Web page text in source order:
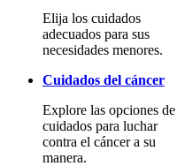
Elija los cuidados
adecuados para sus
necesidades menores.
Cuidados del cáncer
Explore las opciones de
cuidados para luchar
contra el cáncer a su
manera.